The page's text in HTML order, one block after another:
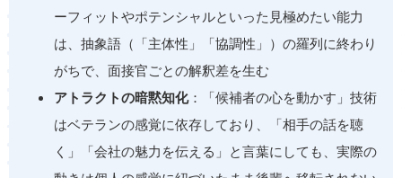
ーフィットやポテンシャルといった見極めたい能力
は、抽象語（「主体性」「協調性」）の羅列に終わり
がちで、面接官ごとの解釈差を生む
アトラクトの暗黙知化：「候補者の心を動かす」技術
はベテランの感覚に依存しており、「相手の話を聴
く」「会社の魅力を伝える」と言葉にしても、実際の